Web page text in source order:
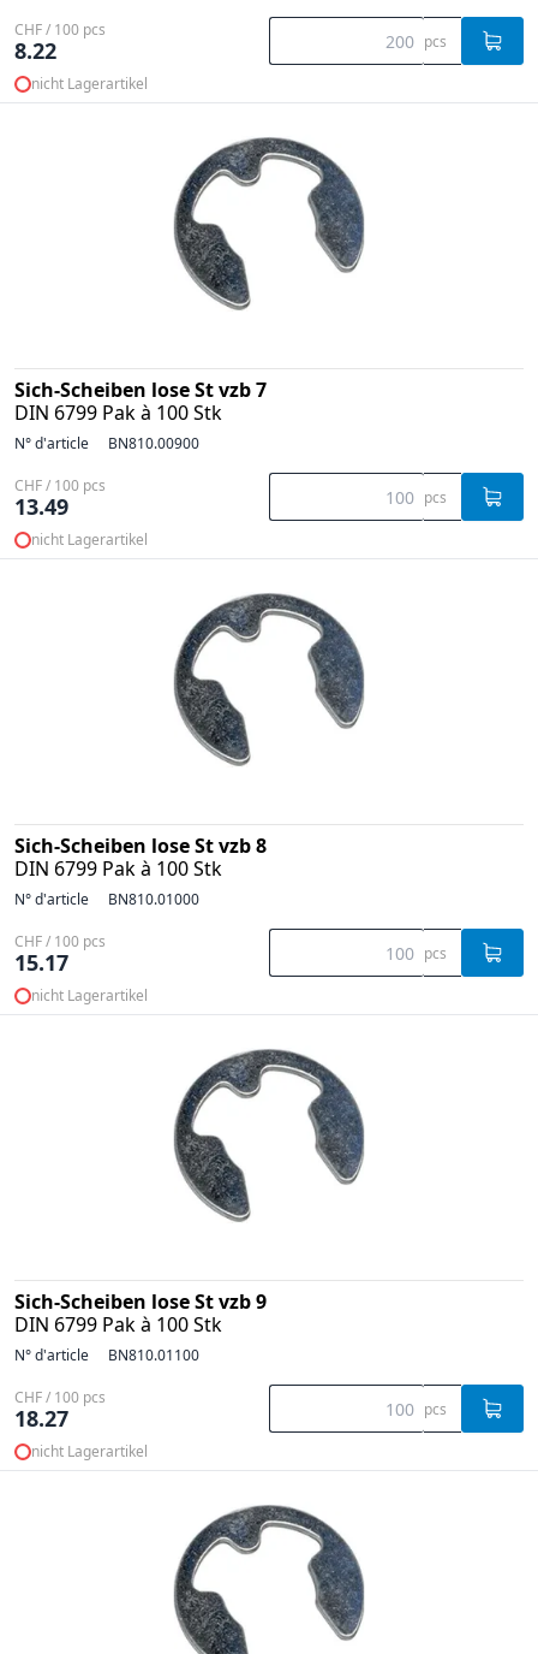
CHF / 100 pcs
8.22 pcs
nicht Lagerartikel
Sich-Scheiben lose St vzb 7
DIN 6799 Pak à 100 Stk
N° d'article BN810.00900
CHF / 100 pcs
13.49 pcs
nicht Lagerartikel
Sich-Scheiben lose St vzb 8
DIN 6799 Pak à 100 Stk
N° d'article BN810.01000
CHF / 100 pcs
15.17 pcs
nicht Lagerartikel
Sich-Scheiben lose St vzb 9
DIN 6799 Pak à 100 Stk
N° d'article BN810.01100
CHF / 100 pcs
18.27 pcs
nicht Lagerartikel